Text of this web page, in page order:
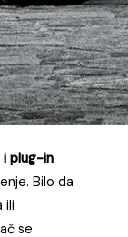
i plug-in
Bilo da
ili
se